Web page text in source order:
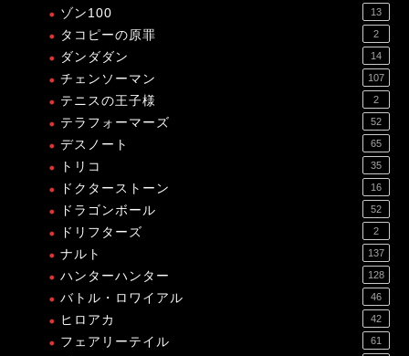
ゾン100 13
タコピーの原罪 2
ダンダダン 14
チェンソーマン 107
テニスの王子様 2
テラフォーマーズ 52
デスノート 65
トリコ 35
ドクターストーン 16
ドラゴンボール 52
ドリフターズ 2
ナルト 137
ハンターハンター 128
バトル・ロワイアル 46
ヒロアカ 42
フェアリーテイル 61